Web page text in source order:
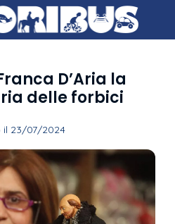
D’Aria la
delle forbici
il 23/07/2024